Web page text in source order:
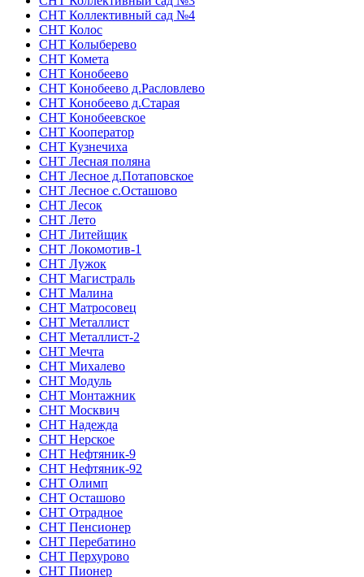
СНТ Коллективный сад №4
СНТ Колос
СНТ Колыберево
СНТ Комета
СНТ Конобеево
СНТ Конобеево д.Расловлево
СНТ Конобеево д.Старая
СНТ Конобеевское
СНТ Кооператор
СНТ Кузнечиха
СНТ Лесная поляна
СНТ Лесное д.Потаповское
СНТ Лесное с.Осташово
СНТ Лесок
СНТ Лето
СНТ Литейщик
СНТ Локомотив-1
СНТ Лужок
СНТ Магистраль
СНТ Малина
СНТ Матросовец
СНТ Металлист
СНТ Металлист-2
СНТ Мечта
СНТ Михалево
СНТ Модуль
СНТ Монтажник
СНТ Москвич
СНТ Надежда
СНТ Нерское
СНТ Нефтяник-9
СНТ Нефтяник-92
СНТ Олимп
СНТ Осташово
СНТ Отрадное
СНТ Пенсионер
СНТ Перебатино
СНТ Перхурово
СНТ Пионер